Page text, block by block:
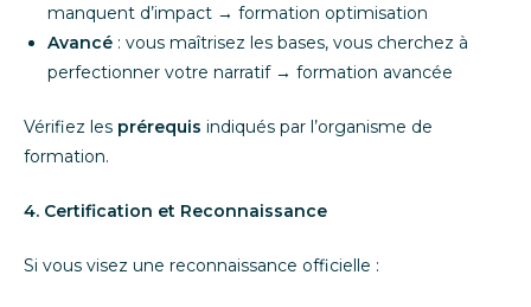
manquent d’impact → formation optimisation
Avancé : vous maîtrisez les bases, vous cherchez à
perfectionner votre narratif → formation avancée
Vérifiez les prérequis indiqués par l’organisme de
formation.
4. Certification et Reconnaissance
Si vous visez une reconnaissance officielle :